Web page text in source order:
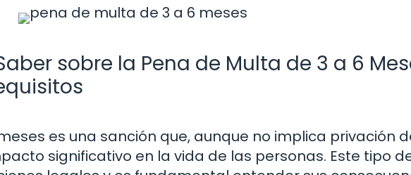
sobre la Pena de Multa de 3 a 6
es una sanción que, aunque no implica privación
significativo en la vida de las personas. Este tipo